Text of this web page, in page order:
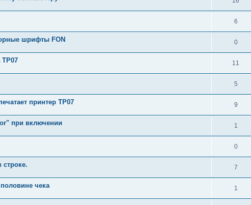
6
шрифты FON 0
11
5
принтер TP07 9
при включении 1
0
строке. 7
чека 1